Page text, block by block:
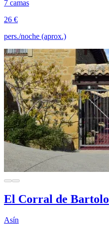
7 camas
26 €
pers./noche (aprox.)
El Corral de Bartolo
Asín